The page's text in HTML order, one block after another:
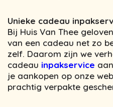
Unieke cadeau
Bij Huis Van Thee
van een cadeau net zo
zelf. Daarom zijn we
cadeau inpakservice
je aankopen op onze
prachtig verpakte